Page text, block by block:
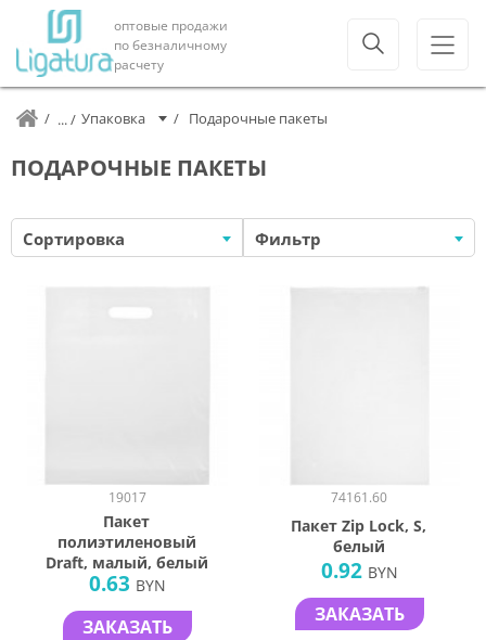
оптовые продажи
по безналичному
расчету
Упаковка Подарочные пакеты
ПОДАРОЧНЫЕ ПАКЕТЫ
Сортировка Фильтр
19017
Пакет
полиэтиленовый
Draft, малый, белый
0.63 BYN
ЗАКАЗАТЬ
74161.60
Пакет Zip Lock, S,
белый
0.92 BYN
ЗАКАЗАТЬ